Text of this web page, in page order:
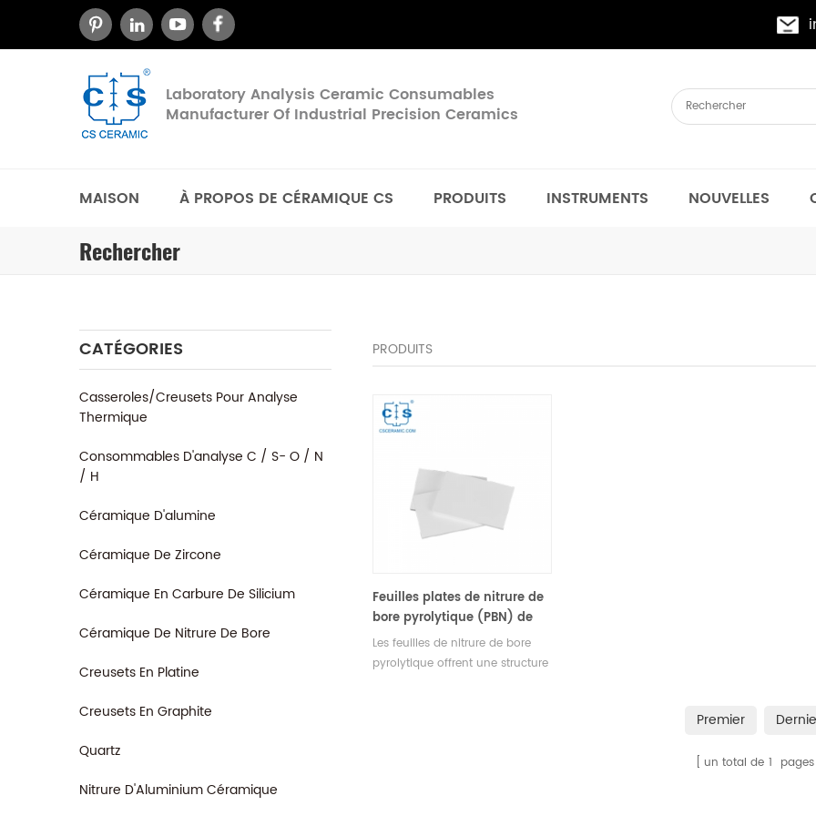
Laboratory Analysis Ceramic Consumables
Manufacturer Of Industrial Precision Ceramics
MAISON À PROPOS DE CÉRAMIQUE CS PRODUITS INSTRUMENTS NOUVELLES
Rechercher
CATÉGORIES
Casseroles/Creusets Pour Analyse
Thermique
Consommables D'analyse C / S- O / N
/ H
Céramique D'alumine
Céramique De Zircone
Céramique En Carbure De Silicium
Céramique De Nitrure De Bore
Creusets En Platine
Creusets En Graphite
Quartz
Nitrure D'Aluminium Céramique
PRODUITS
Feuilles plates de nitrure de
bore pyrolytique (PBN) de
haute pureté pour semi-
conducteurs
Les feuilles de nitrure de bore
pyrolytique offrent une structure
Premier
un total de 1 pages